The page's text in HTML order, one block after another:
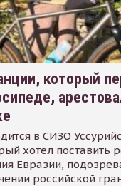
который
в СИЗО
хотел поставить
Евразии,
российской